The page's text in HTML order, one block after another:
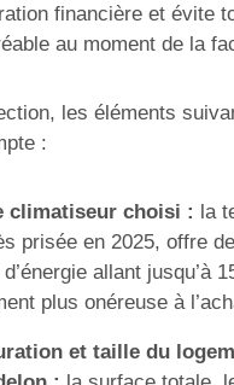
financière et évite
au moment de la
les éléments
:
climatiseur choisi : la
prisée en 2025, offre
allant jusqu’à
plus onéreuse à
et taille du